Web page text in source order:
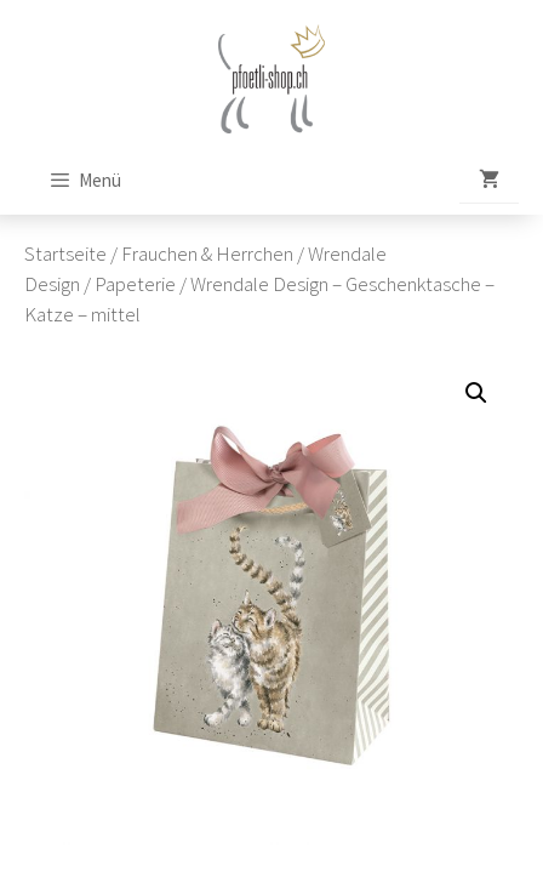
Menü
Startseite / Frauchen & Herrchen /Wrendale
Design / Papeterie / Wrendale Design – Geschenktasche –
Katze – mittel